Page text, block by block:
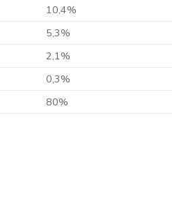
10,4%
5,3%
2,1%
0,3%
80%